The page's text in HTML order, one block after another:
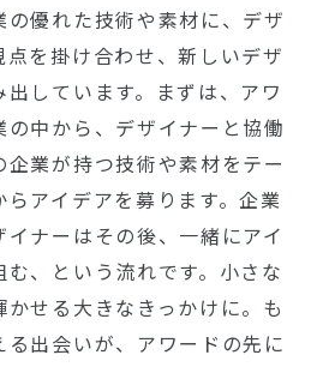
優れた技術や素材に、デザ
を掛け合わせ、新しいデザ
しています。まずは、アワ
中から、デザイナーと協働
業が持つ技術や素材をテー
アイデアを募ります。企業
ナーはその後、一緒にアイ
、という流れです。小さな
せる大きなきっかけに。も
出会いが、アワードの先に